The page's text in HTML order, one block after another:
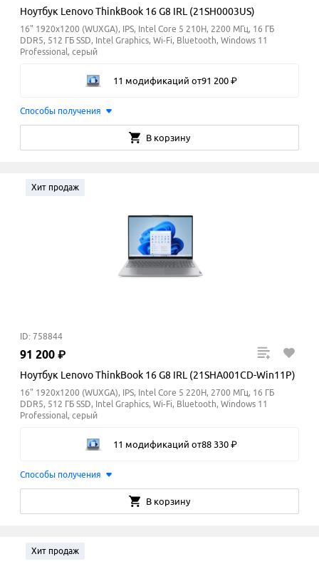
Ноутбук Lenovo ThinkBook 16 G8 IRL (21SH0003US)
16" 1920x1200 (WUXGA), IPS, Intel Core 5 210H, 2200 МГц, 16 ГБ
DDR5, 512 ГБ SSD, Intel Graphics, Wi-Fi, Bluetooth, Windows 11
Professional, серый
11 модификаций от91 200 ₽
Способы получения
В корзину
Хит продаж
ID: 758844
91 200 ₽
Ноутбук Lenovo ThinkBook 16 G8 IRL (21SHA001CD-Win11P)
16" 1920x1200 (WUXGA), IPS, Intel Core 5 220H, 2700 МГц, 16 ГБ
DDR5, 512 ГБ SSD, Intel Graphics, Wi-Fi, Bluetooth, Windows 11
Professional, серый
11 модификаций от88 330 ₽
Способы получения
В корзину
Хит продаж